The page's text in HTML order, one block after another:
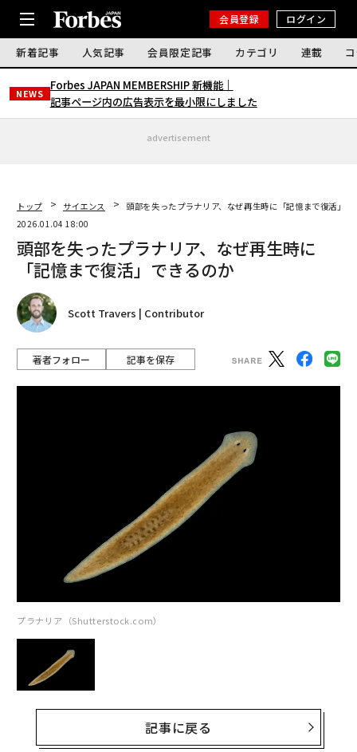
会員登録 ログイン
新着記事 人気記事 会員限定記事 カテゴリ 連載
NEWS
Forbes JAPAN MEMBERSHIP 新機能｜
記事ページ内の広告表示を最小限にしました
advertisement
トップ サイエンス
頭部を失ったプラナリア、なぜ再生時に「記憶まで復活」で
2026.01.04 18:00
頭部を失ったプラナリア、なぜ再生時に
「記憶まで復活」できるのか
Scott Travers | Contributor
著者フォロー 記事を保存
プラナリア（Shutterstock.com）
記事に戻る